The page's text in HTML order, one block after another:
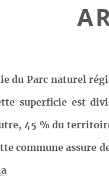
du Parc naturel
superficie est
45 % du
commune assure